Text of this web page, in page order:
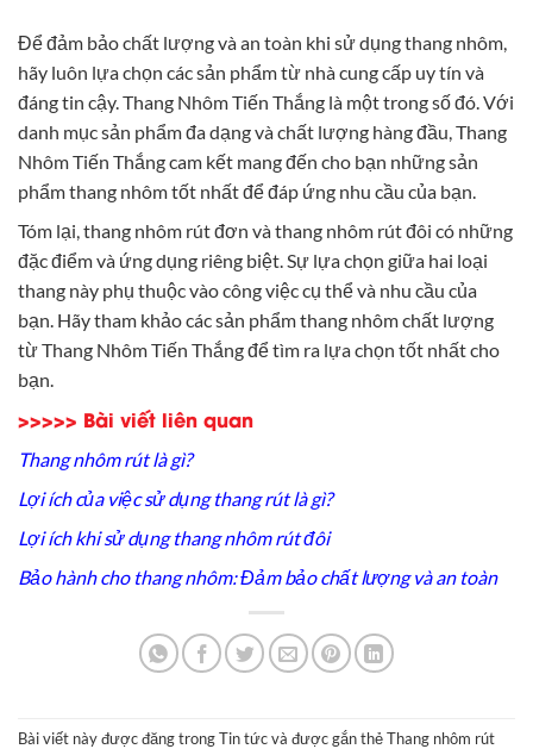
Để đảm bảo chất lượng và an toàn khi sử dụng thang nhôm,
hãy luôn lựa chọn các sản phẩm từ nhà cung cấp uy tín và
đáng tin cậy.Thang Nhôm Tiến Thắng là một trong số đó. Với
danh mục sản phẩm đa dạng và chất lượng hàng đầu, Thang
Nhôm Tiến Thắng cam kết mang đến cho bạn những sản
phẩm thang nhôm tốt nhất để đáp ứng nhu cầu của bạn.
Tóm lại, thang nhôm rút đơn và thang nhôm rút đôi có những
đặc điểm và ứng dụng riêng biệt. Sự lựa chọn giữa hai loại
thang này phụ thuộc vào công việc cụ thể và nhu cầu của
bạn. Hãy tham khảo các sản phẩm thang nhôm chất lượng
từThang Nhôm Tiến Thắngđể tìm ra lựa chọn tốt nhất cho
bạn.
>>>>> Bài viết liên quan
Thang nhôm rút là gì?
Lợi ích của việc sử dụng thang rút là gì?
Lợi ích khi sử dụng thang nhôm rút đôi
Bảo hành cho thang nhôm: Đảm bảo chất lượng và an toàn
Bài viết này được đăng trongTin tứcvà được gắn thẻThang nhôm rút